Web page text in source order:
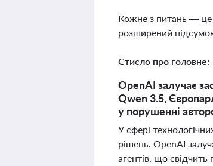
Кожне з питань — це
розширений
Стисло про головне:
OpenAI залучає
Qwen 3.5,
у порушенні
У сфері
рішень. OpenAI
агентів, що